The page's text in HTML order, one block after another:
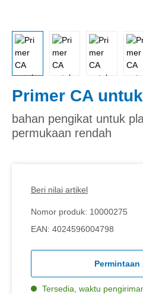
Primer CA
bahan pengikat untuk
permukaan rendah
Beri nilai artikel
Nomor produk: 10000275
EAN: 4024596004798
Tersedia, waktu